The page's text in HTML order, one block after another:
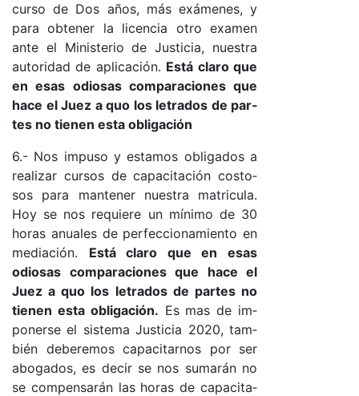
cur­so de Dos año­s, más exá­me­nes, y
pa­ra ob­te­ner la li­cen­cia otro exa­men
an­te el Mi­nis­te­rio de Jus­ti­cia, nues­tra
au­to­ri­dad de apli­ca­ció­n. Es­tá cla­ro que
en esas odio­sas com­pa­ra­cio­nes que
ha­ce el Juez a quo los le­tra­dos de par­
tes no tie­nen es­ta obli­ga­ción
6.- Nos im­pu­so y es­ta­mos obli­ga­dos a
rea­li­zar cur­sos de ca­pa­ci­ta­ción cos­to­
sos pa­ra man­te­ner nues­tra ma­tri­cu­la.
Hoy se nos re­quie­re un mí­ni­mo de 30
ho­ras anua­les de per­fec­cio­na­mien­to en
me­dia­ció­n. Es­tá cla­ro que en esas
odio­sas com­pa­ra­cio­nes que ha­ce el
Juez a quo los le­tra­dos de par­tes no
tie­nen es­ta obli­ga­ció­n. Es mas de im­
po­ner­se el sis­te­ma Jus­ti­cia 2020, tam­
bién de­be­re­mos ca­pa­ci­tar­nos por ser
abo­ga­do­s, es de­cir se nos su­ma­rán no
se com­pen­sa­rán las ho­ras de ca­pa­ci­ta­